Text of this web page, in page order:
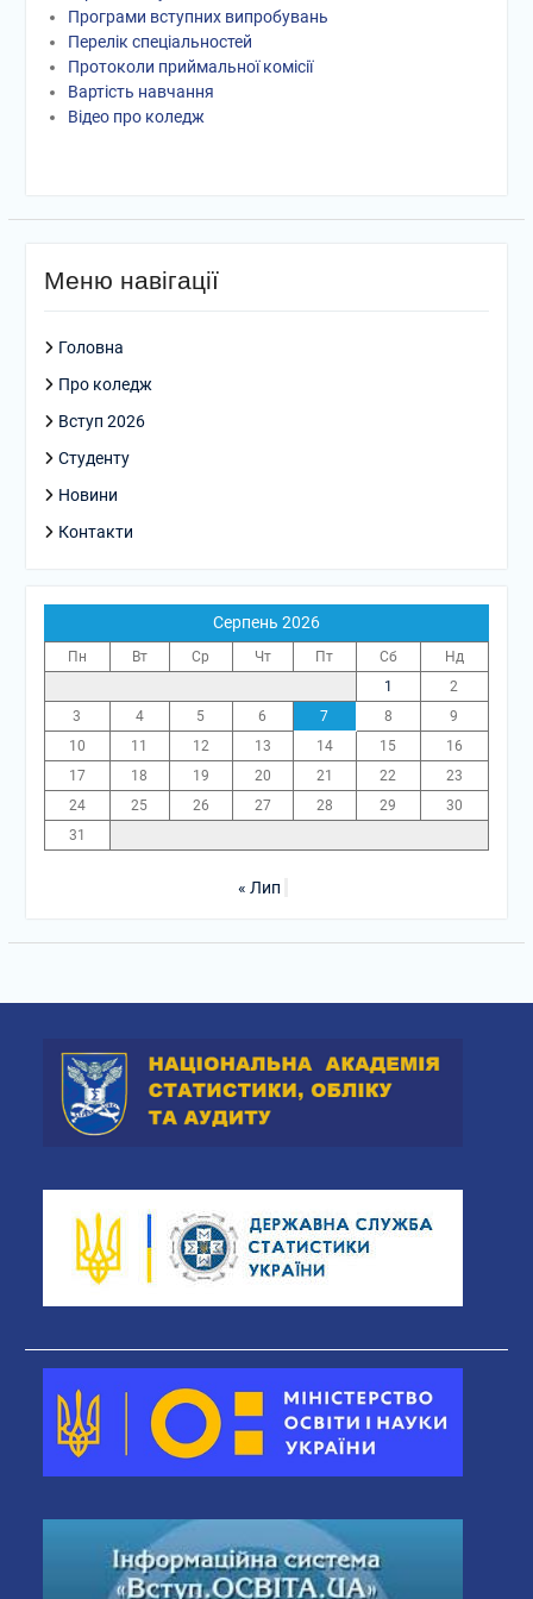
залишиться у наших
серцях!
Директор Фахового
коледжу економіки та
управління НАСОА ,
Національною академією
статистики, обліку та
Є люди, чиє ім’я назавжди
вписане в історію нашого
Програми вступних випробувань
Перелік спеціальностей
Протоколи приймальної комісії
Вартість навчання
Відео про коледж
Меню навігації
Головна
Про коледж
Вступ 2026
Студенту
Новини
Контакти
Серпень 2026
Пн Вт Ср Чт Пт Сб
Нд
1
2
3
4 5 6 7 8
9
10
11 12 13 14 15
16
17
18 19 20 21 22
23
24
25 26 27 28 29
30
31
« Лип